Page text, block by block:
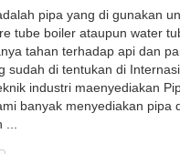
pipa yang di gunakan
tube boiler ataupun water
tahan terhadap api dan
sudah di tentukan di
industri maenyediakan
banyak menyediakan pipa